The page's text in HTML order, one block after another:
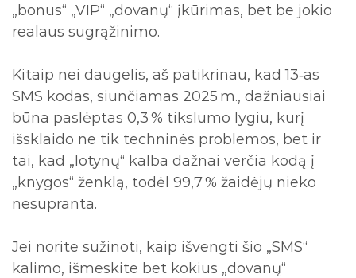
„bonus“ „VIP“ „dovanų“ įkūrimas, bet be jokio
realaus sugrąžinimo.
Kitaip nei daugelis, aš patikrinau, kad 13‑as
SMS kodas, siunčiamas 2025 m., dažniausiai
būna paslėptas 0,3 % tikslumo lygiu, kurį
išsklaido ne tik techninės problemos, bet ir
tai, kad „lotynų“ kalba dažnai verčia kodą į
„knygos“ ženklą, todėl 99,7 % žaidėjų nieko
nesupranta.
Jei norite sužinoti, kaip išvengti šio „SMS“
kalimo, išmeskite bet kokius „dovanų“